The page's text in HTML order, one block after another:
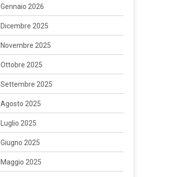
Gennaio 2026
Dicembre 2025
Novembre 2025
Ottobre 2025
Settembre 2025
Agosto 2025
Luglio 2025
Giugno 2025
Maggio 2025